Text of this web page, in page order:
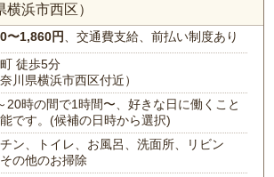
浜市西区）
〜1,860円 、交通費支給、前払い制度あり
徒歩5分
奈川県横浜市西区付近）
20時の間で1時間〜、好きな日に働くこと
です。(候補の日時から選択)
ン、トイレ、お風呂、洗面所、リビン
の他のお掃除